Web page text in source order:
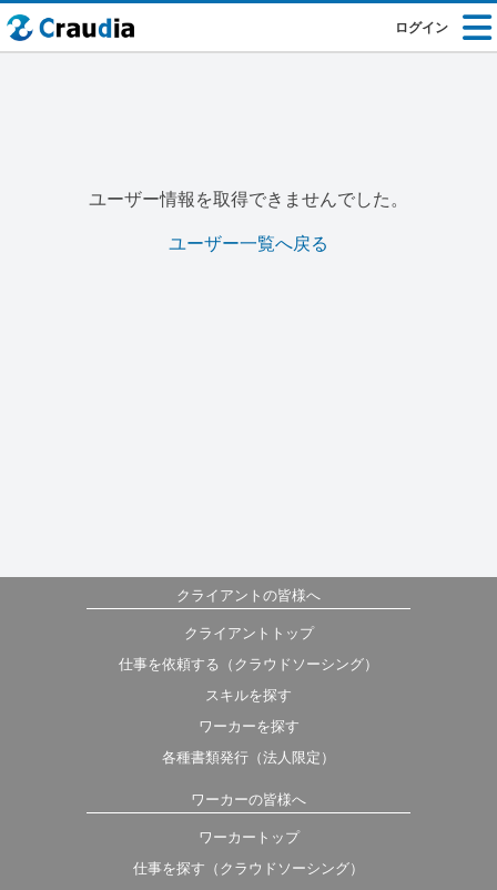
ログイン
ユーザー情報を取得できませんでした。
ユーザー一覧へ戻る
クライアントの皆様へ
クライアントトップ
仕事を依頼する（クラウドソーシング）
スキルを探す
ワーカーを探す
各種書類発行（法人限定）
ワーカーの皆様へ
ワーカートップ
仕事を探す（クラウドソーシング）